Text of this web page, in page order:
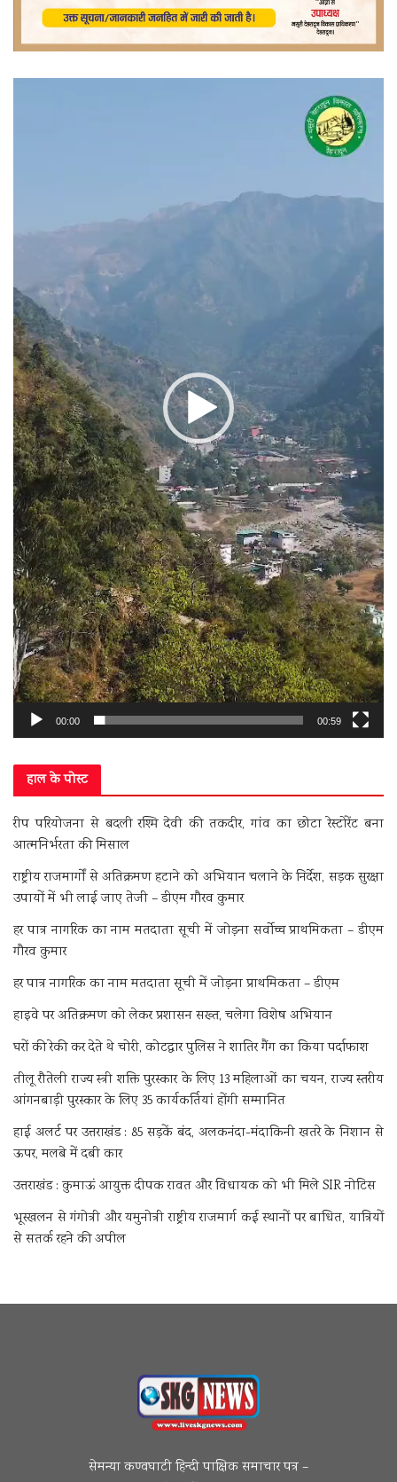
00:00 00:59
हाल के पोस्ट
रीप परियोजना से बदली रश्मि देवी की तकदीर, गांव का छोटा रेस्टोरेंट बना
आत्मनिर्भरता की मिसाल
राष्ट्रीय राजमार्गों से अतिक्रमण हटाने को अभियान चलाने के निर्देश, सड़क सुरक्षा
उपायों में भी लाई जाए तेजी – डीएम गौरव कुमार
हर पात्र नागरिक का नाम मतदाता सूची में जोड़ना सर्वोच्च प्राथमिकता – डीएम
गौरव कुमार
हर पात्र नागरिक का नाम मतदाता सूची में जोड़ना प्राथमिकता – डीएम
हाइवे पर अतिक्रमण को लेकर प्रशासन सख्त, चलेगा विशेष अभियान
घरों की रेकी कर देते थे चोरी, कोटद्वार पुलिस ने शातिर गैंग का किया पर्दाफाश
तीलू रौतेली राज्य स्त्री शक्ति पुरस्कार के लिए 13 महिलाओं का चयन, राज्य स्तरीय
आंगनबाड़ी पुरस्कार के लिए 35 कार्यकर्तियां होंगी सम्मानित
हाई अलर्ट पर उत्तराखंड : 85 सड़कें बंद, अलकनंदा-मंदाकिनी खतरे के निशान से
ऊपर, मलबे में दबी कार
उत्तराखंड : कुमाऊं आयुक्त दीपक रावत और विधायक को भी मिले SIR नोटिस
भूस्खलन से गंगोत्री और यमुनोत्री राष्ट्रीय राजमार्ग कई स्थानों पर बाधित, यात्रियों
से सतर्क रहने की अपील
सेमन्या कण्वघाटी हिन्दी पाक्षिक समाचार पत्र –